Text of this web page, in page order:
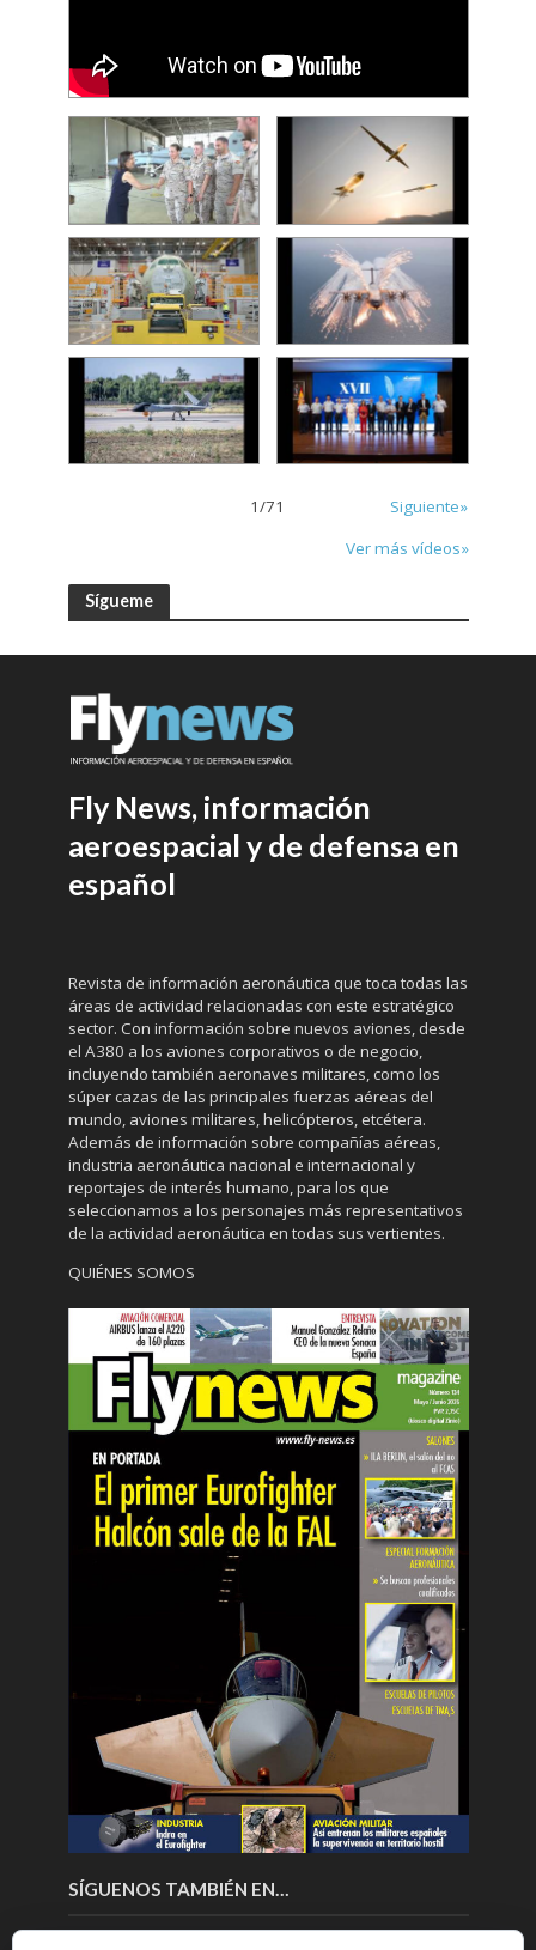
1/71
Siguiente»
Ver más vídeos»
Sígueme
Fly News, información
aeroespacial y de defensa en
español
Revista de información aeronáutica que toca todas las
áreas de actividad relacionadas con este estratégico
sector. Con información sobre nuevos aviones, desde
el A380 a los aviones corporativos o de negocio,
incluyendo también aeronaves militares, como los
súper cazas de las principales fuerzas aéreas del
mundo, aviones militares, helicópteros, etcétera.
Además de información sobre compañías aéreas,
industria aeronáutica nacional e internacional y
reportajes de interés humano, para los que
seleccionamos a los personajes más representativos
de la actividad aeronáutica en todas sus vertientes.
QUIÉNES SOMOS
SÍGUENOS TAMBIÉN EN…